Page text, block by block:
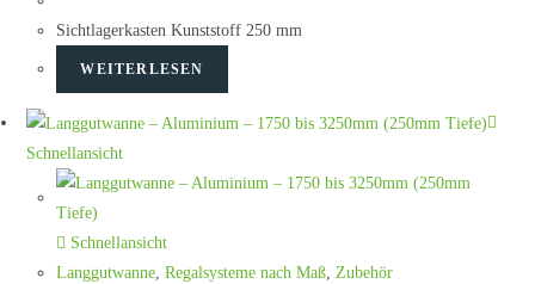
Sichtlagerkasten Kunststoff 250 mm
WEITERLESEN
Schnellansicht
Schnellansicht
Langgutwanne,Regalsysteme nach Maß,Zubehör